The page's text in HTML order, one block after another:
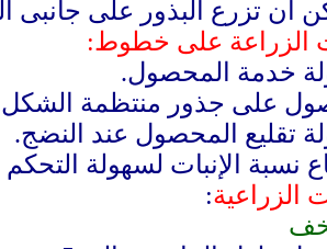
أن تزرع البذور على جانبى
الزراعة على خطوط:
خدمة المحصول.
على جذور منتظمة
تقليع المحصول عند النضج.
نسبة الإنبات لسهولة
الزراعية: